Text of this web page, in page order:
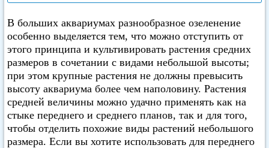
В больших аквариумах разнообразное озеленение
особенно выделяется тем, что можно отступить от
этого принципа и культивировать растения средних
размеров в сочетании с видами небольшой высоты;
при этом крупные растения не должны превысить
высоту аквариума более чем наполовину. Растения
средней величины можно удачно применять как на
стыке переднего и среднего планов, так и для того,
чтобы отделить похожие виды растений небольшого
размера. Если вы хотите использовать для переднего